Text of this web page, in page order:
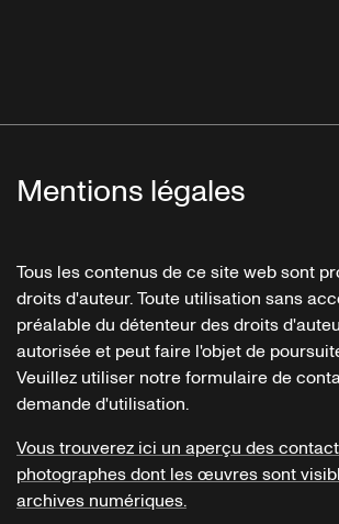
Mentions légales
Tous les contenus de ce site web sont
droits d'auteur. Toute utilisation sans
préalable du détenteur des droits
autorisée et peut faire l'objet de
Veuillez utiliser notre formulaire de
demande d'utilisation.
Vous trouverez ici un aperçu des
photographes dont les œuvres sont
archives numériques.